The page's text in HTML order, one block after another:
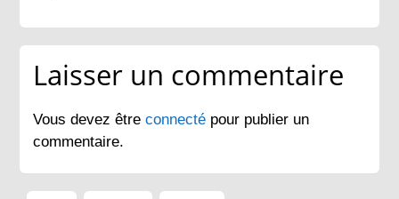
Laisser un commentaire
Vous devez êtreconnecté pour publier un
commentaire.